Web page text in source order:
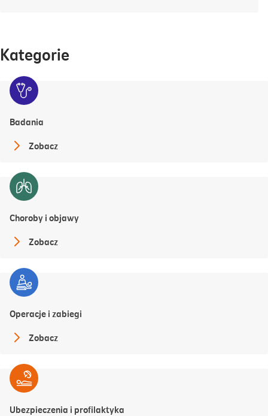
Kategorie
Badania
Zobacz
Choroby i objawy
Zobacz
Operacje i zabiegi
Zobacz
Ubezpieczenia i profilaktyka